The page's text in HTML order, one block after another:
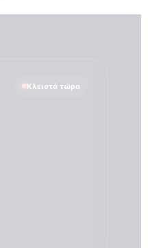
Κλειστά τώρα